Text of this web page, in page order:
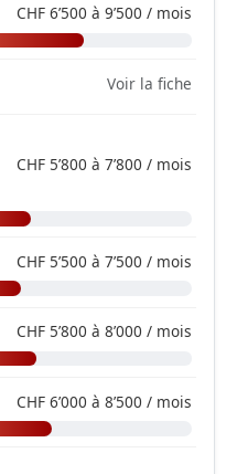
CHF 6’500 à 9’500 / mois
Voir la fiche
CHF 5’800 à 7’800 / mois
CHF 5’500 à 7’500 / mois
CHF 5’800 à 8’000 / mois
CHF 6’000 à 8’500 / mois